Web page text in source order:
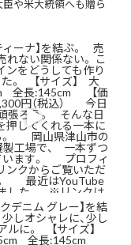
や米大統領へも贈ら